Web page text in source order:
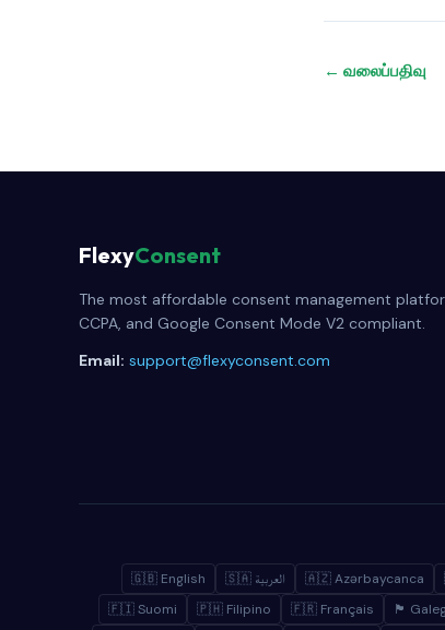
← வலைப்பதிவு
FlexyConsent
The most affordable consent management
CCPA, and Google Consent Mode V2 compliant.
Email: support@flexyconsent.com
🇬🇧 English 🇸🇦 العربية 🇦🇿 Azərbaycanca
🇫🇮 Suomi
🇵🇭 Filipino 🇫🇷 Français 🏴